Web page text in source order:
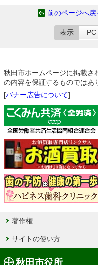
前のページへ戻
表示 PC
秋田市ホームページに掲載さ
の内容を保証するものではあ
[バナー広告について]
著作権
サイトの使い方
秋田市役所